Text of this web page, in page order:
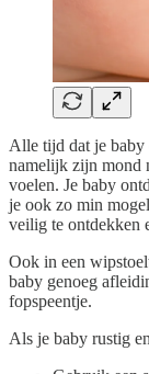
Alle tijd dat je baby
namelijk zijn mond
voelen. Je baby
je ook zo min
veilig te ontdekken
Ook in een
baby genoeg
fopspeentje.
Als je baby rustig